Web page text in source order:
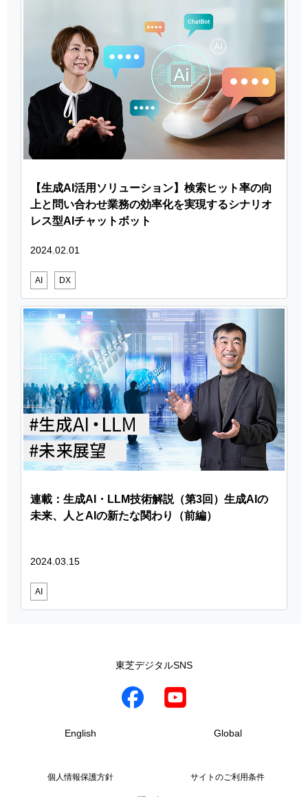
【生成AI活用ソリューション】検索ヒット率の向
上と問い合わせ業務の効率化を実現するシナリオ
レス型AIチャットボット
2024.02.01
AI DX
連載：生成AI・LLM技術解説（第3回）生成AIの
未来、人とAIの新たな関わり（前編）
2024.03.15
AI
東芝デジタルSNS
English Global
個人情報保護方針 サイトのご利用条件